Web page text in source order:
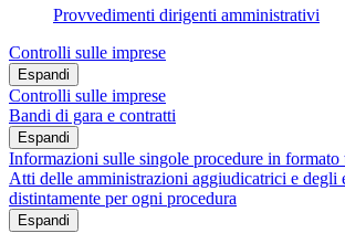
Provvedimenti dirigenti amministrativi
Controlli sulle imprese
Espandi
Controlli sulle imprese
Bandi di gara e contratti
Espandi
Informazioni sulle singole procedure in formato
Atti delle amministrazioni aggiudicatrici e degli
distintamente per ogni procedura
Espandi